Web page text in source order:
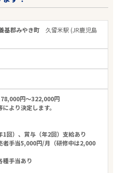
基郡みやき町久留米駅 (JR鹿児島
円～322,000円
より決定します。
1回）、賞与（年2回）支給あり
者手当5,000円/月（研修中は2,000
種手当あり